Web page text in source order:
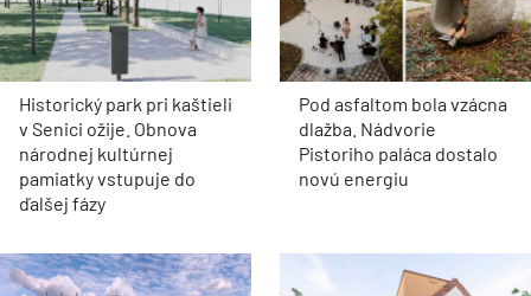
Historický park pri kaštieli
v Senici ožije. Obnova
národnej kultúrnej
pamiatky vstupuje do
ďalšej fázy
Pod asfaltom bola vzácna
dlažba. Nádvorie
Pistoriho paláca dostalo
novú energiu